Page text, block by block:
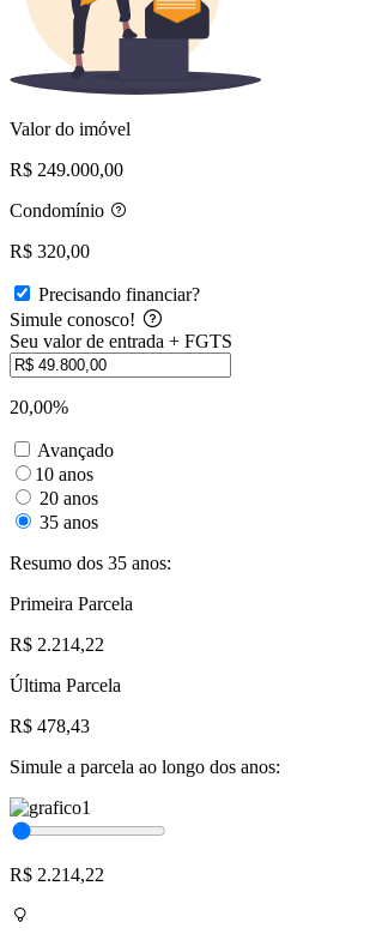
Valor do imóvel
R$ 249.000,00
Condomínio
R$ 320,00
Precisando financiar?
Simule conosco!
Seu valor de entrada + FGTS
20,00%
Avançado
10 anos
20 anos
35 anos
Resumo dos 35 anos:
Primeira Parcela
R$ 2.214,22
Última Parcela
R$ 478,43
Simule a parcela ao longo dos anos:
R$ 2.214,22